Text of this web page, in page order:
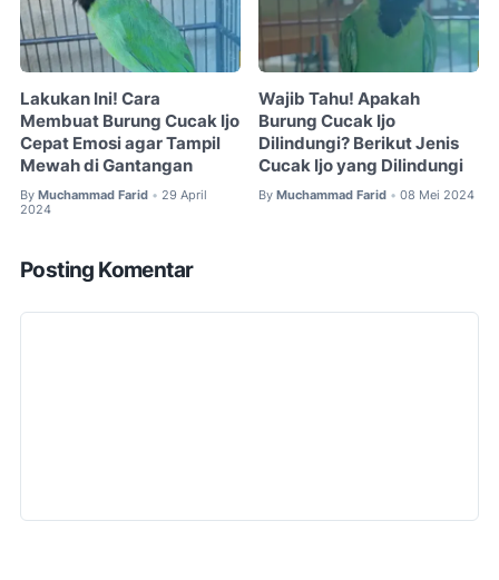
Lakukan Ini! Cara
Membuat Burung Cucak Ijo
Cepat Emosi agar Tampil
Mewah di Gantangan
By Muchammad Farid • 29 April
2024
Wajib Tahu! Apakah
Burung Cucak Ijo
Dilindungi? Berikut Jenis
Cucak Ijo yang Dilindungi
By Muchammad Farid • 08 Mei 2024
Posting Komentar